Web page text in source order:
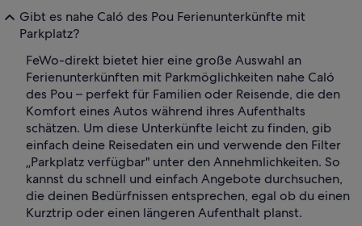
Gibt es nahe Caló des Pou Ferienunterkünfte mit
Parkplatz?
FeWo-direkt bietet hier eine große Auswahl an
Ferienunterkünften mit Parkmöglichkeiten nahe Caló
des Pou – perfekt für Familien oder Reisende, die den
Komfort eines Autos während ihres Aufenthalts
schätzen. Um diese Unterkünfte leicht zu finden, gib
einfach deine Reisedaten ein und verwende den Filter
„Parkplatz verfügbar" unter den Annehmlichkeiten. So
kannst du schnell und einfach Angebote durchsuchen,
die deinen Bedürfnissen entsprechen, egal ob du einen
Kurztrip oder einen längeren Aufenthalt planst.